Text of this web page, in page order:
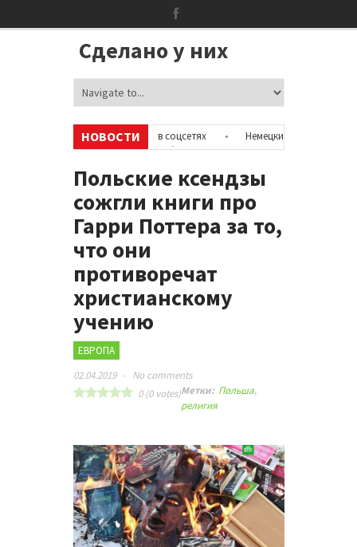
Сделано у них
НОВОСТИ
информацию об аккаунтах в соцсетях •
Немецкие неонацисты,
с полицией
• Сотни бездомных мигрантов оккупировали
Польские ксендзы
сожгли книги про
Гарри Поттера за то,
что они
противоречат
христианскому
учению
ЕВРОПА
02.04.2019 - No comments
0(0votes)Метки: Польша,
религия